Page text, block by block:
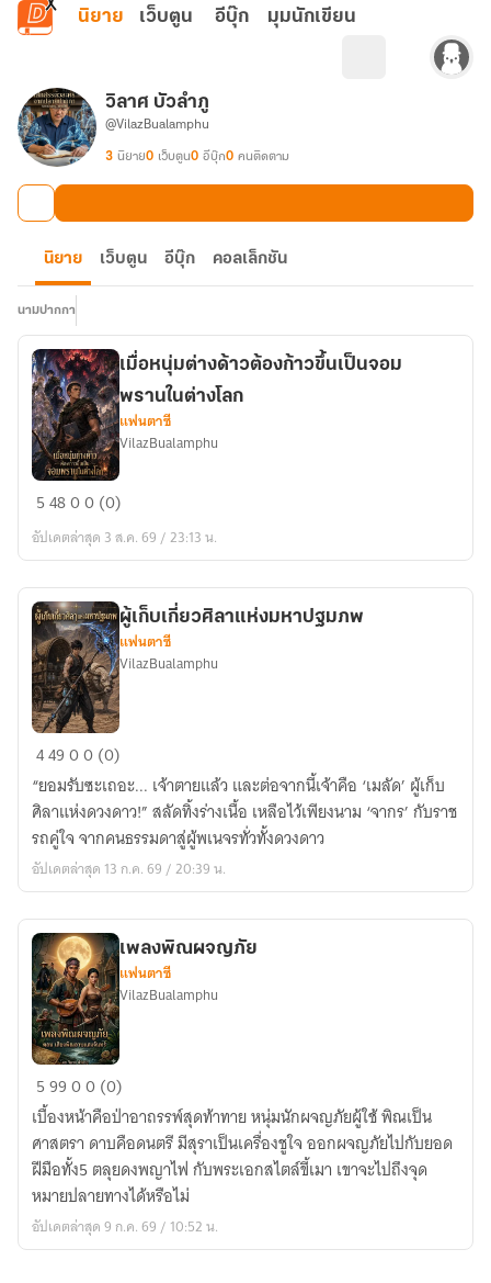
ข้ามไปยังเนื้อหาหลัก
นิยาย เว็บตูน อีบุ๊ก มุมนักเขียน
วิลาศ บัวลำภู
@VilazBualamphu
3 นิยาย0 เว็บตูน0 อีบุ๊ก0 คนติดตาม
นิยาย เว็บตูน อีบุ๊ก คอลเล็กชัน
นามปากกา
เมื่อ
ต่างด้าว
ก้าว
ขึ้น
เป็น
จอม
พราน
ใน
ต่าง
โลก
เมื่อหนุ่มต่างด้าวต้องก้าวขึ้นเป็นจอม
พรานในต่างโลก
แฟนตาซี
VilazBualamphu
54800 (0)
อัปเดตล่าสุด 3 ส.ค. 69 / 23:13 น.
ผู้
เกี่ยว
ศิลา
แห่ง
มหา
ภพ
ผู้เก็บเกี่ยวศิลาแห่งมหาปฐมภพ
แฟนตาซี
VilazBualamphu
44900 (0)
“ยอมรับซะเถอะ... เจ้าตายแล้ว และต่อจากนี้เจ้าคือ ‘เมลัด’ ผู้เก็บ
ศิลาแห่งดวงดาว!” สลัดทิ้งร่างเนื้อ เหลือไว้เพียงนาม ‘จากร’ กับราช
รถคู่ใจ จากคนธรรมดาสู่ผู้พเนจรทั่วทั้งดวงดาว
อัปเดตล่าสุด 13 ก.ค. 69 / 20:39 น.
เพลง
พิณ
ผจญ
ภัย
เพลงพิณผจญภัย
แฟนตาซี
VilazBualamphu
59900 (0)
เบื้องหน้าคือป่าอาถรรพ์สุดท้าทาย หนุ่มนักผจญภัยผู้ใช้ พิณเป็น
ศาสตรา ดาบคือดนตรี มีสุราเป็นเครื่องชูใจ ออกผจญภัยไปกับยอด
ฝีมือทั้ง5 ตลุยดงพญาไฟ กับพระเอกสไตล์ขี้เมา เขาจะไปถึงจุด
หมายปลายทางได้หรือไม่
อัปเดตล่าสุด 9 ก.ค. 69 / 10:52 น.